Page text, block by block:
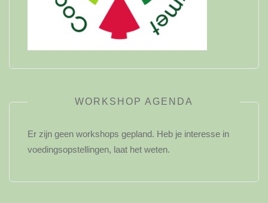
WORKSHOP AGENDA
Er zijn geen workshops gepland. Heb je interesse in
voedingsopstellingen, laat het weten.